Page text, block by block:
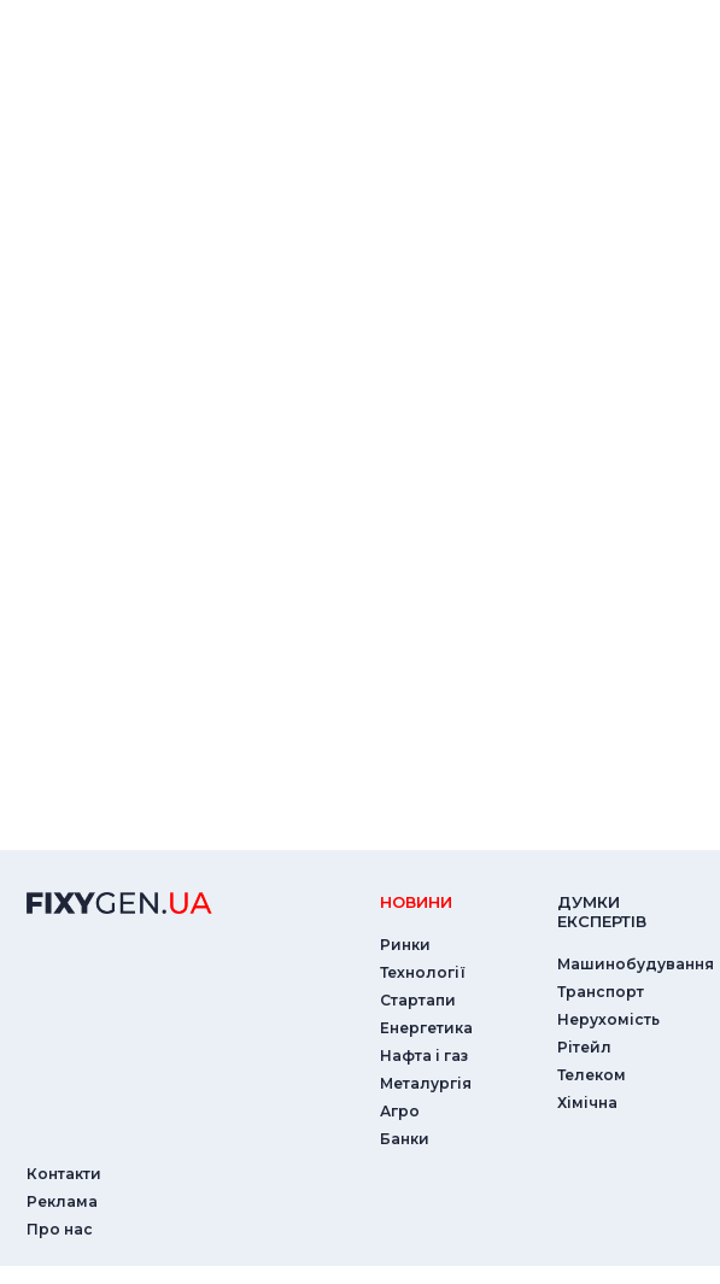
Контакти
Реклама
Про нас
НОВИНИ
Ринки
Технології
Стартапи
Енергетика
Нафта і газ
Металургія
Агро
Банки
ДУМКИ
ЕКСПЕРТIВ
Машинобудування
Транспорт
Нерухомість
Рітейл
Телеком
Хімічна